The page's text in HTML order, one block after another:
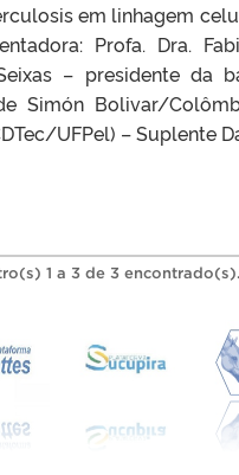
em linhagem
Profa. Dra.
– presidente da
Simón Bolivar/
UFPel) – Suplente
1 a 3 de 3 encontrado(s).